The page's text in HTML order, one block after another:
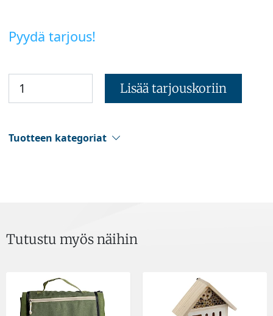
Pyydä tarjous!
Lisää tarjouskoriin
Tuotteen kategoriat
Tutustu myös näihin